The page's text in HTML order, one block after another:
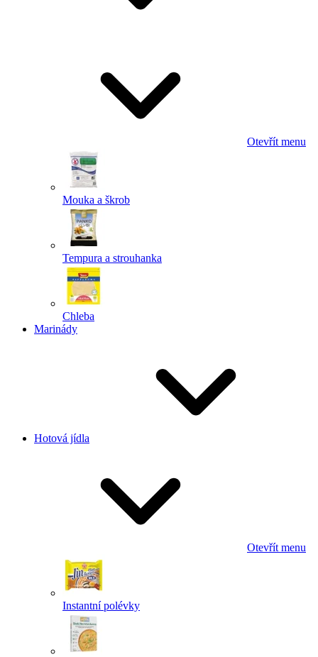
Otevřít menu
Mouka a škrob
Tempura a strouhanka
Chleba
Marinády
Hotová jídla
Otevřít menu
Instantní polévky
Powered by chaterimo